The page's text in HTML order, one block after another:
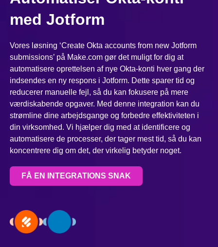
med Jotform
Vores løsning ‘Create Okta accounts from new Jotform
submissions’ på Make.com gør det muligt for dig at
automatisere oprettelsen af nye Okta-konti hver gang der
indsendes en ny respons i Jotform. Dette sparer tid og
reducerer manuelle fejl, så du kan fokusere på mere
værdiskabende opgaver. Med denne integration kan du
strømline dine arbejdsgange og forbedre effektiviteten i
din virksomhed. Vi hjælper dig med at identificere og
automatisere de processer, der tager mest tid, så du kan
koncentrere dig om det, der virkelig betyder noget.
FÅ EN INTEGRATIONS SNAK